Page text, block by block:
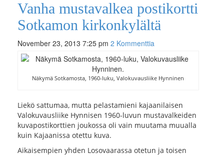
Vanha mustavalkea postikortti
Sotkamon kirkonkylältä
November 23, 2013 7:25 pm 2 Kommenttia
Näkymä Sotkamosta, 1960-luku, Valokuvausliike Hynninen
Liekö sattumaa, mutta pelastamieni kajaanilaisen
Valokuvausliike Hynnisen 1960-luvun mustavalkeiden
kuvapostikorttien joukossa oli vain muutama muualla
kuin Kajaanissa otettu kuva.
Aikaisempien yhden Losovaarassa otetun ja toisen